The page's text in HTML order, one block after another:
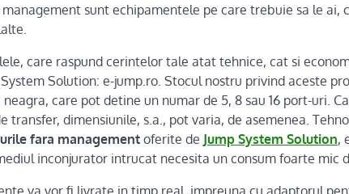
sunt echipamentele pe care trebuie sa le ai,
care raspund cerintelor tale atat tehnice, cat si
Solution: e-jump.ro. Stocul nostru privind aceste
care pot detine un numar de 5, 8 sau 16 port-uri.
transfer, dimensiunile, s.a., pot varia, de asemenea.
fara management oferite de Jump System Solution,
inconjurator intrucat necesita un consum foarte mic